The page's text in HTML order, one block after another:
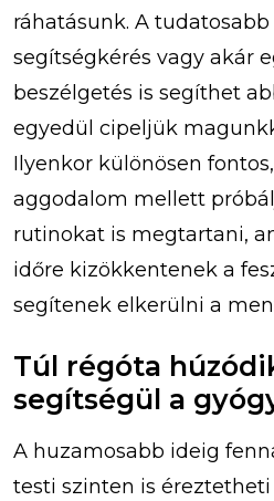
ráhatásunk. A tudatosabb
segítségkérés vagy akár
beszélgetés is segíthet
egyedül cipeljük
Ilyenkor különösen
aggodalom mellett
rutinokat is megtartani,
időre kizökkentenek a
segítenek elkerülni a
Túl régóta
segítségül a
A huzamosabb ideig
testi szinten is